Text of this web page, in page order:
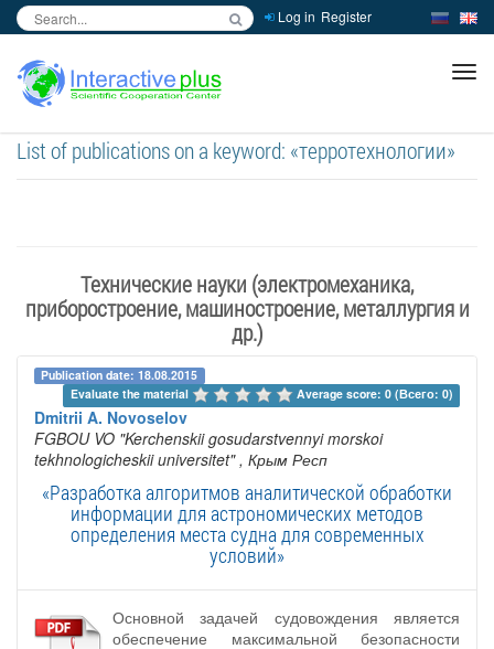
Log in Register
List of publications on a keyword: «терротехнологии»
Технические науки (электромеханика,
приборостроение, машиностроение, металлургия и
др.)
Publication date: 18.08.2015
Evaluate the material
Average score: 0 (Всего: 0)
Dmitrii A. Novoselov
FGBOU VO "Kerchenskii gosudarstvennyi morskoi
tekhnologicheskii universitet" , Крым Респ
«Разработка алгоритмов аналитической обработки
информации для астрономических методов
определения места судна для современных
условий»
Основной задачей судовождения является
обеспечение максимальной безопасности